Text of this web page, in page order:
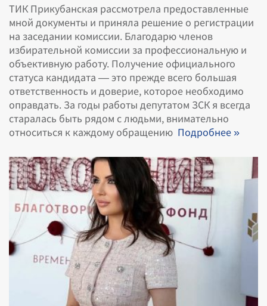
ТИК Прикубанская рассмотрела предоставленные
мной документы и приняла решение о регистрации
на заседании комиссии. Благодарю членов
избирательной комиссии за профессиональную и
объективную работу. Получение официального
статуса кандидата — это прежде всего большая
ответственность и доверие, которое необходимо
оправдать. За годы работы депутатом ЗСК я всегда
старалась быть рядом с людьми, внимательно
относиться к каждому обращению Подробнее »